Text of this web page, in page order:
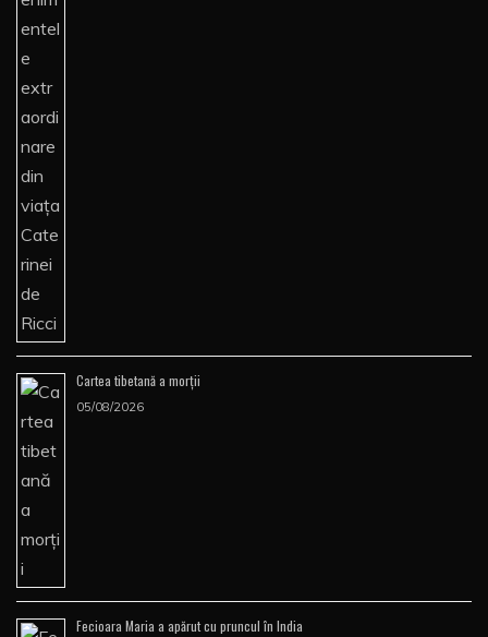
Cartea tibetană a morţii
05/08/2026
Fecioara Maria a apărut cu pruncul în India